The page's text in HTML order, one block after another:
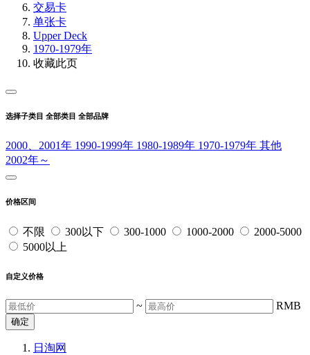
交易卡
单张卡
Upper Deck
1970-1979年
收藏此页
选择子类目 全部类目 全部品牌
2000、2001年 1990-1999年 1980-1989年 1970-1979年 其他
2002年～
价格区间
不限 300以下 300-1000 1000-2000
2000-5000
5000以上
自定义价格
~ RMB
确定
日淘网